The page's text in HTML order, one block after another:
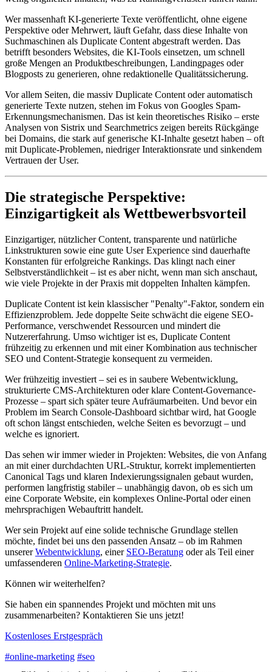
Wer massenhaft KI-generierte Texte veröffentlicht, ohne eigene
Perspektive oder Mehrwert, läuft Gefahr, dass diese Inhalte von
Suchmaschinen als Duplicate Content abgestraft werden. Das
betrifft besonders Websites, die KI-Tools einsetzen, um schnell
große Mengen an Produktbeschreibungen, Landingpages oder
Blogposts zu generieren, ohne redaktionelle Qualitätssicherung.
Vor allem Seiten, die massiv Duplicate Content oder automatisch
generierte Texte nutzen, stehen im Fokus von Googles Spam-
Erkennungsmechanismen. Das ist kein theoretisches Risiko – erste
Analysen von Sistrix und Searchmetrics zeigen bereits Rückgänge
bei Domains, die stark auf generische KI-Inhalte gesetzt haben – oft
mit Duplicate-Problemen, niedriger Interaktionsrate und sinkendem
Vertrauen der User.
Die strategische Perspektive:
Einzigartigkeit als Wettbewerbsvorteil
Einzigartiger, nützlicher Content, transparente und natürliche
Linkstrukturen sowie eine gute User Experience sind dauerhafte
Konstanten für erfolgreiche Rankings. Das klingt nach einer
Selbstverständlichkeit – ist es aber nicht, wenn man sich anschaut,
wie viele Projekte in der Praxis mit doppelten Inhalten kämpfen.
Duplicate Content ist kein klassischer "Penalty"-Faktor, sondern ein
Effizienzproblem. Jede doppelte Seite schwächt die eigene SEO-
Performance, verschwendet Ressourcen und mindert die
Nutzererfahrung. Umso wichtiger ist es, Duplicate Content
frühzeitig zu erkennen und mit einer Kombination aus technischer
SEO und Content-Strategie konsequent zu vermeiden.
Wer frühzeitig investiert – sei es in saubere Webentwicklung,
strukturierte CMS-Architekturen oder klare Content-Governance-
Prozesse – spart sich später teure Aufräumarbeiten. Und bevor ein
Problem im Search Console-Dashboard sichtbar wird, hat Google
oft schon längst entschieden, welche Seiten es bevorzugt – und
welche es ignoriert.
Das sehen wir immer wieder in Projekten: Websites, die von Anfang
an mit einer durchdachten URL-Struktur, korrekt implementierten
Canonical Tags und klaren Indexierungssignalen gebaut wurden,
performen langfristig stabiler – unabhängig davon, ob es sich um
eine Corporate Website, ein komplexes Online-Portal oder einen
mehrsprachigen Webauftritt handelt.
Wer sein Projekt auf eine solide technische Grundlage stellen
möchte, findet bei uns den passenden Ansatz – ob im Rahmen
unsererWebentwicklung, einer SEO-Beratung oder als Teil einer
umfassenderen Online-Marketing-Strategie.
Können wir weiterhelfen?
Sie haben ein spannendes Projekt und möchten mit uns
zusammenarbeiten? Kontaktieren Sie uns jetzt!
Kostenloses Erstgespräch
#online-marketing #seo